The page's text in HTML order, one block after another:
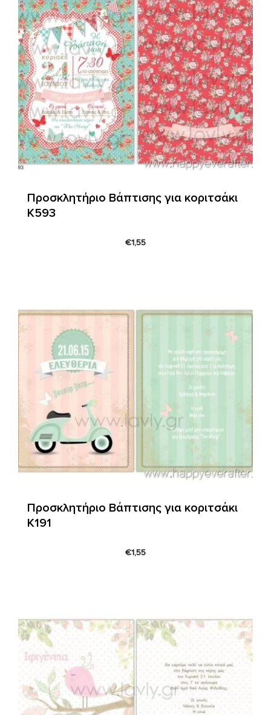
Προσκλητήριο Βάπτισης για κοριτσάκι
Κ593
€1,55
Προσκλητήριο Βάπτισης για κοριτσάκι
Κ191
€1,55